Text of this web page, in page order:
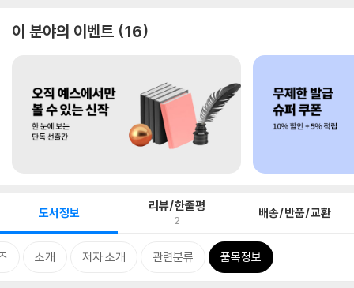
이 분야의 이벤트 16
도서정보 리뷰/한줄평
2 배송/반품/교환
소개 저자 소개 관련분류 품목정보